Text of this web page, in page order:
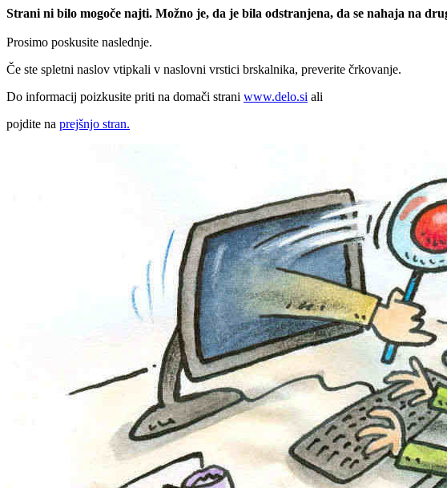
Strani ni bilo mogoče najti. Možno je, da je bila odstranjena, da se nahaja na
Prosimo poskusite naslednje.
Če ste spletni naslov vtipkali v naslovni vrstici brskalnika, preverite črkovanje.
Do informacij poizkusite priti na domači strani www.delo.si ali
pojdite na prejšnjo stran.